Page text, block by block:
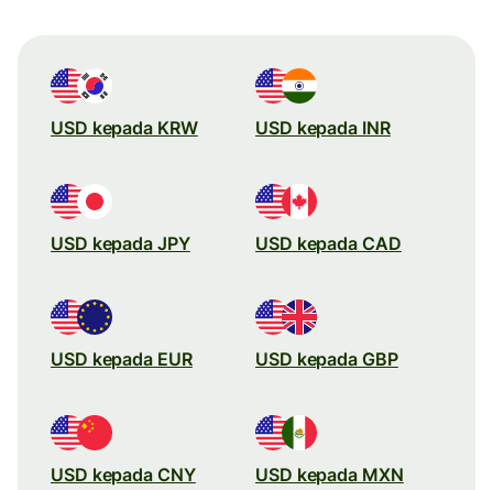
USD kepada KRW USD kepada INR
USD kepada JPY USD kepada CAD
USD kepada EUR USD kepada GBP
USD kepada CNY USD kepada MXN